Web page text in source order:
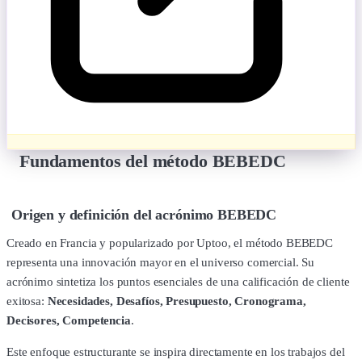
Fundamentos del método BEBEDC
Origen y definición del acrónimo BEBEDC
Creado en Francia y popularizado por Uptoo, el método BEBEDC
representa una innovación mayor en el universo comercial. Su
acrónimo sintetiza los puntos esenciales de una calificación de cliente
exitosa: Necesidades, Desafíos, Presupuesto, Cronograma,
Decisores, Competencia.
Este enfoque estructurante se inspira directamente en los trabajos del